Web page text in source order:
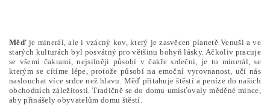
Měď je minerál, ale i vzácný kov, který je zasvěcen planetě Venuši a ve
starých kulturách byl posvátný pro většinu bohyň lásky. Ačkoliv pracuje
se všemi čakrami, nejsilněji působí v čakře srdeční, je to minerál, se
kterým se cítíme lépe, protože působí na emoční vyrovnanost, učí nás
naslouchat více srdce než hlavu. Měď přitahuje štěstí a peníze do našich
obchodních záležitostí. Tradičně se do domu umísťovaly měděné mince,
aby přinášely obyvatelům domu štěstí.